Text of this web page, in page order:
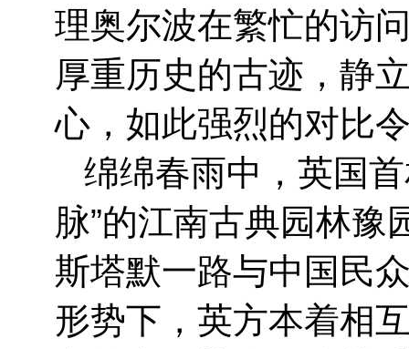
理奥尔波在繁忙的访
厚重历史的古迹，静
心，如此强烈的对比
绵绵春雨中，英国
脉”的江南古典园林
斯塔默一路与中国民
形势下，英方本着相